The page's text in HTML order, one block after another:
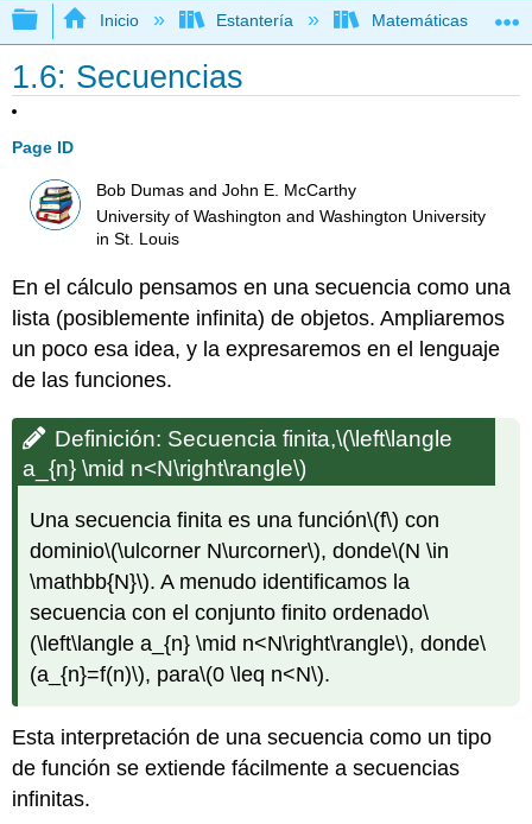
Expandir/contraer jerarquía global
Inicio Estantería Matemáticas
1.6: Secuencias
Page ID
Bob Dumas and John E. McCarthy
University of Washington and Washington University
in St. Louis
En el cálculo pensamos en una secuencia como una
lista (posiblemente infinita) de objetos. Ampliaremos
un poco esa idea, y la expresaremos en el lenguaje
de las funciones.
Definición: Secuencia finita,\(\left\langle
a_{n} \mid n<N\right\rangle\)
Una secuencia finita es una función\(f\) con
dominio\(\ulcorner N\urcorner\), donde\(N \in
\mathbb{N}\). A menudo identificamos la
secuencia con el conjunto finito ordenado\
(\left\langle a_{n} \mid n<N\right\rangle\), donde\
(a_{n}=f(n)\), para\(0 \leq n<N\).
Esta interpretación de una secuencia como un tipo
de función se extiende fácilmente a secuencias
infinitas.